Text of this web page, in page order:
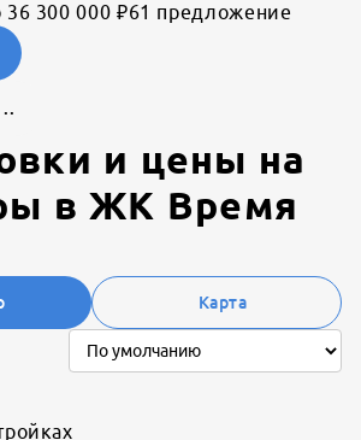
36 300 000 ₽61 предложение
..
и цены на
вЖК Время
Карта